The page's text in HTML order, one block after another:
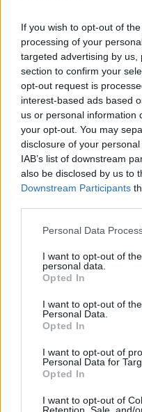
If you wish to opt-out of
processing of your
targeted advertising by
section to confirm your
opt-out request is
interest-based ads based
us or personal information
your opt-out. You may
disclosure of your
IAB’s list of downstream
also be disclosed by us to
Downstream Participants
Personal Data
I want to opt-out of
personal data.
Opted In
I want to opt-out of
Personal Data.
Opted In
I want to opt-out of
Personal Data for
Opted In
I want to opt-out of
Ειδικότερα στο